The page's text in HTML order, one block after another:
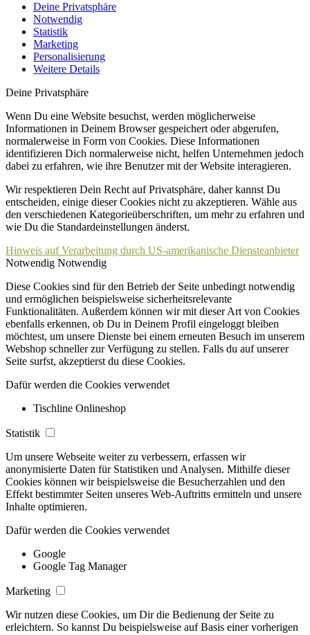
Deine Privatsphäre
Notwendig
Statistik
Marketing
Personalisierung
Weitere Details
Deine Privatsphäre
Wenn Du eine Website besuchst, werden möglicherweise
Informationen in Deinem Browser gespeichert oder abgerufen,
normalerweise in Form von Cookies. Diese Informationen
identifizieren Dich normalerweise nicht, helfen Unternehmen jedoch
dabei zu erfahren, wie ihre Benutzer mit der Website interagieren.
Wir respektieren Dein Recht auf Privatsphäre, daher kannst Du
entscheiden, einige dieser Cookies nicht zu akzeptieren. Wähle aus
den verschiedenen Kategorieüberschriften, um mehr zu erfahren und
wie Du die Standardeinstellungen änderst.
Hinweis auf Verarbeitung durch US-amerikanische Diensteanbieter
Notwendig Notwendig
Diese Cookies sind für den Betrieb der Seite unbedingt notwendig
und ermöglichen beispielsweise sicherheitsrelevante
Funktionalitäten. Außerdem können wir mit dieser Art von Cookies
ebenfalls erkennen, ob Du in Deinem Profil eingeloggt bleiben
möchtest, um unsere Dienste bei einem erneuten Besuch im unserem
Webshop schneller zur Verfügung zu stellen. Falls du auf unserer
Seite surfst, akzeptierst du diese Cookies.
Dafür werden die Cookies verwendet
Tischline Onlineshop
Statistik
Um unsere Webseite weiter zu verbessern, erfassen wir
anonymisierte Daten für Statistiken und Analysen. Mithilfe dieser
Cookies können wir beispielsweise die Besucherzahlen und den
Effekt bestimmter Seiten unseres Web-Auftritts ermitteln und unsere
Inhalte optimieren.
Dafür werden die Cookies verwendet
Google
Google Tag Manager
Marketing
Wir nutzen diese Cookies, um Dir die Bedienung der Seite zu
erleichtern. So kannst Du beispielsweise auf Basis einer vorherigen